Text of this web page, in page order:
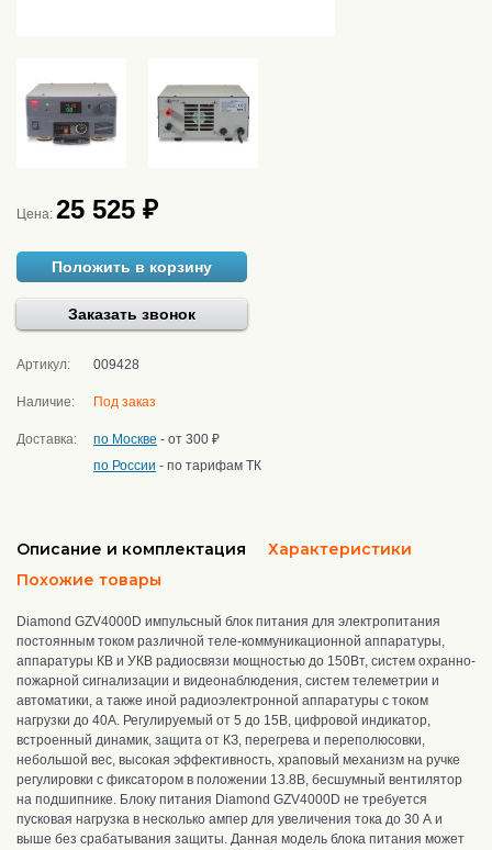
Цена: 25 525 ₽
Положить в корзину
Заказать звонок
Артикул: 009428
Наличие: Под заказ
Доставка: по Москве - от 300 ₽
по России - по тарифам ТК
Описание и комплектация
Характеристики
Похожие товары
Diamond GZV4000D импульсный блок питания для электропитания
постоянным током различной теле-коммуникационной аппаратуры,
аппаратуры КВ и УКВ радиосвязи мощностью до 150Вт, систем охранно-
пожарной сигнализации и видеонаблюдения, систем телеметрии и
автоматики, а также иной радиоэлектронной аппаратуры с током
нагрузки до 40А. Регулируемый от 5 до 15В, цифровой индикатор,
встроенный динамик, защита от КЗ, перегрева и переполюсовки,
небольшой вес, высокая эффективность, храповый механизм на ручке
регулировки с фиксатором в положении 13.8В, бесшумный вентилятор
на подшипнике. Блоку питания Diamond GZV4000D не требуется
пусковая нагрузка в несколько ампер для увеличения тока до 30 А и
выше без срабатывания защиты. Данная модель блока питания может